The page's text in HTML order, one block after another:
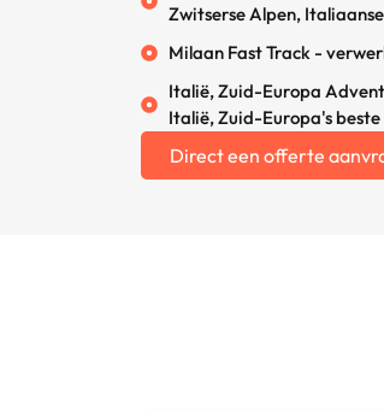
Zwitserse Alpen,
Milaan Fast Track -
Italië, Zuid-Europa
Italië, Zuid-Europa's
Direct een offerte